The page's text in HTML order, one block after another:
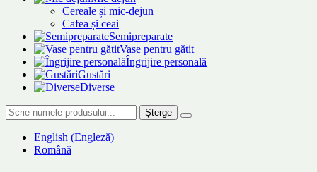
Cereale și mic-dejun
Cafea și ceai
Semipreparate
Vase pentru gătit
Îngrijire personală
Gustări
Diverse
Șterge
English (Engleză)
Română